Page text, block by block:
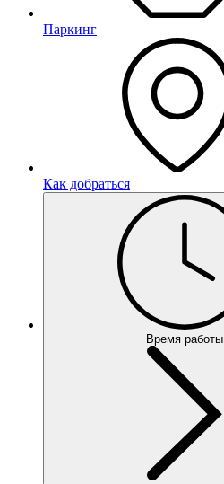
Паркинг
Как добраться
Время работы